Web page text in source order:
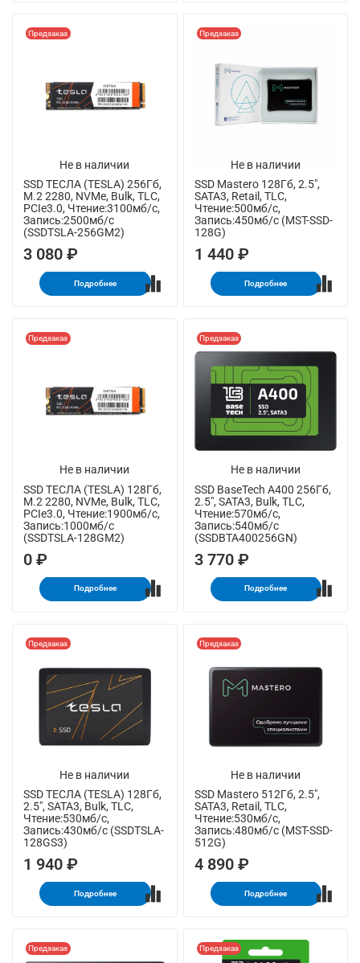
Не в наличии
Предзаказ
SSD ТЕСЛА (TESLA) 256Гб,
M.2 2280, NVMe, Bulk, TLC,
PCIe3.0, Чтение:3100мб/с,
Запись:2500мб/с
(SSDTSLA-256GM2)
3 080 ₽
Подробнее
Не в наличии
Предзаказ
SSD Mastero 128Гб, 2.5",
SATA3, Retail, TLC,
Чтение:500мб/с,
Запись:450мб/с (MST-SSD-
128G)
1 440 ₽
Подробнее
Не в наличии
Предзаказ
SSD ТЕСЛА (TESLA) 128Гб,
M.2 2280, NVMe, Bulk, TLC,
PCIe3.0, Чтение:1900мб/с,
Запись:1000мб/с
(SSDTSLA-128GM2)
0 ₽
Подробнее
Не в наличии
Предзаказ
SSD BaseTech A400 256Гб,
2.5", SATA3, Bulk, TLC,
Чтение:570мб/с,
Запись:540мб/с
(SSDBTA400256GN)
3 770 ₽
Подробнее
Не в наличии
Предзаказ
SSD ТЕСЛА (TESLA) 128Гб,
2.5", SATA3, Bulk, TLC,
Чтение:530мб/с,
Запись:430мб/с (SSDTSLA-
128GS3)
1 940 ₽
Подробнее
Не в наличии
Предзаказ
SSD Mastero 512Гб, 2.5",
SATA3, Retail, TLC,
Чтение:530мб/с,
Запись:480мб/с (MST-SSD-
512G)
4 890 ₽
Подробнее
Предзаказ Предзаказ